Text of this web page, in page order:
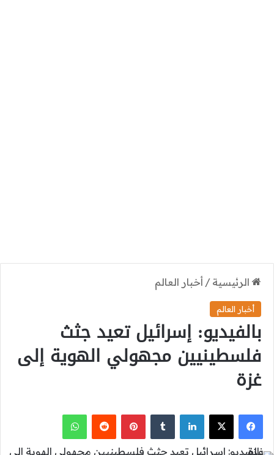
الرئيسية / أخبار العالم
أخبار العالم
بالفيديو: إسرائيل تعيد جثث
فلسطينيين مجهولي الهوية إلى
غزة
فيسبوك
‫X لينكدإن بينتيريست واتساب